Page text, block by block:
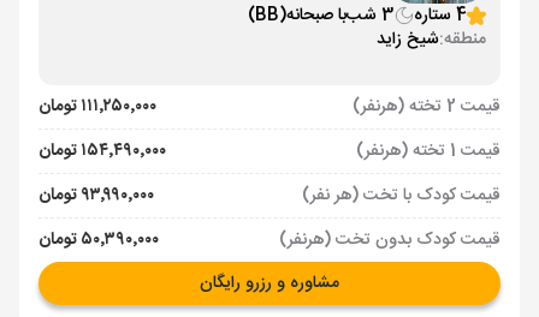
4 ستاره
3 شب با صبحانه(BB)
منطقه:شیخ زاید
قیمت 2 تخته (هرنفر)
۱۱۱٬۲۵۰٬۰۰۰ تومان
قیمت 1 تخته (هرنفر)
۱۵۴٬۴۹۰٬۰۰۰ تومان
قیمت کودک با تخت (هر نفر)
۹۳٬۹۹۰٬۰۰۰ تومان
قیمت کودک بدون تخت (هرنفر)
۵۰٬۳۹۰٬۰۰۰ تومان
مشاوره و رزرو رایگان